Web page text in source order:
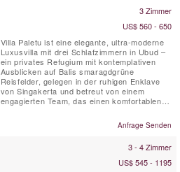
atemberaubenden Panoramablick über das
3 Zimmer
US$ 560 - 650
Villa Paletu ist eine elegante, ultra-moderne
Luxusvilla mit drei Schlafzimmern in Ubud –
ein privates Refugium mit kontemplativen
Ausblicken auf Balis smaragdgrüne
Reisfelder, gelegen in der ruhigen Enklave
von Singakerta und betreut von einem
engagierten Team, das einen komfortablen
Villa Paletu ist vollständig klimatisiert und
zeichnet sich durch bodentiefe Glasfenster,
Anfrage Senden
3 - 4 Zimmer
US$ 545 - 1195